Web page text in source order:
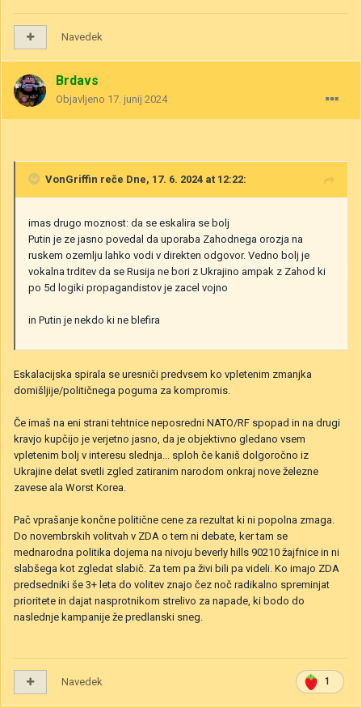
Navedek
Brdavs
Objavljeno 17. junij 2024
VonGriffin reče Dne, 17. 6. 2024 at 12:22:
imas drugo moznost: da se eskalira se bolj
Putin je ze jasno povedal da uporaba Zahodnega orozja na
ruskem ozemlju lahko vodi v direkten odgovor. Vedno bolj je
vokalna trditev da se Rusija ne bori z Ukrajino ampak z Zahod ki
po 5d logiki propagandistov je zacel vojno
in Putin je nekdo ki ne blefira
Eskalacijska spirala se uresniči predvsem ko vpletenim zmanjka
domišljije/političnega poguma za kompromis.
Če imaš na eni strani tehtnice neposredni NATO/RF spopad in na drugi
kravjo kupčijo je verjetno jasno, da je objektivno gledano vsem
vpletenim bolj v interesu slednja... sploh če kaniš dolgoročno iz
Ukrajine delat svetli zgled zatiranim narodom onkraj nove železne
zavese ala Worst Korea.
Pač vprašanje končne politične cene za rezultat ki ni popolna zmaga.
Do novembrskih volitvah v ZDA o tem ni debate, ker tam se
mednarodna politika dojema na nivoju beverly hills 90210 žajfnice in ni
slabšega kot zgledat slabič. Za tem pa živi bili pa videli. Ko imajo ZDA
predsedniki še 3+ leta do volitev znajo čez noč radikalno spreminjat
prioritete in dajat nasprotnikom strelivo za napade, ki bodo do
naslednje kampanije že predlanski sneg.
1
Navedek